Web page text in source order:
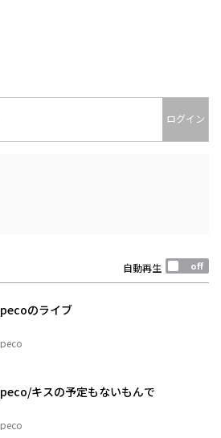
ログイン
自動再生
pecoのライブ
peco
peco/キスの予定もないもんで
peco